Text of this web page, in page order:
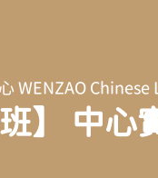
WENZAO
】 中心